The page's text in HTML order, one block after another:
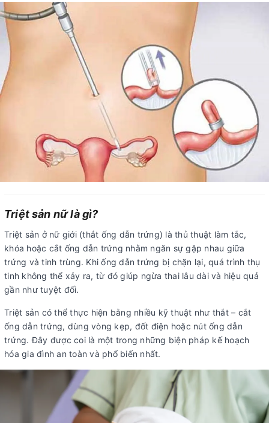
Triệt sản nữ là gì?
Triệt sản ở nữ giới (thắt ống dẫn trứng) là thủ thuật làm tắc,
khóa hoặc cắt ống dẫn trứng nhằm ngăn sự gặp nhau giữa
trứng và tinh trùng. Khi ống dẫn trứng bị chặn lại, quá trình thụ
tinh không thể xảy ra, từ đó giúp ngừa thai lâu dài và hiệu quả
gần như tuyệt đối.
Triệt sản có thể thực hiện bằng nhiều kỹ thuật như thắt – cắt
ống dẫn trứng, dùng vòng kẹp, đốt điện hoặc nút ống dẫn
trứng. Đây được coi là một trong những biện pháp kế hoạch
hóa gia đình an toàn và phổ biến nhất.